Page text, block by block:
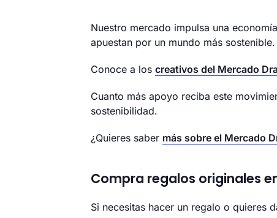
Nuestro mercado impulsa una
apuestan por un mundo más sostenible.
Conoce a los creativos del Mercado
Cuanto más apoyo reciba este
sostenibilidad.
¿Quieres saber más sobre el Mercado
Compra regalos originales
Si necesitas hacer un regalo o quieres